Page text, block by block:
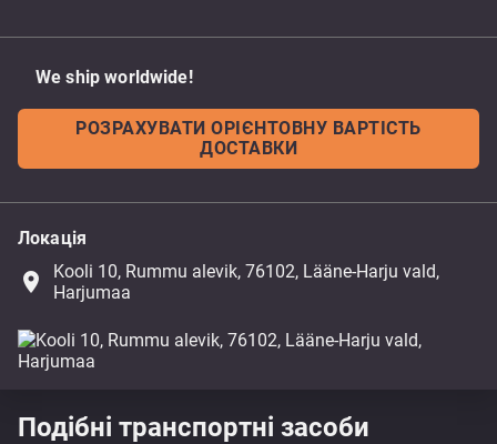
We ship worldwide!
РОЗРАХУВАТИ ОРІЄНТОВНУ ВАРТІСТЬ
ДОСТАВКИ
Локація
place
Kooli 10, Rummu alevik, 76102, Lääne-Harju vald,
Harjumaa
Подібні транспортні засоби